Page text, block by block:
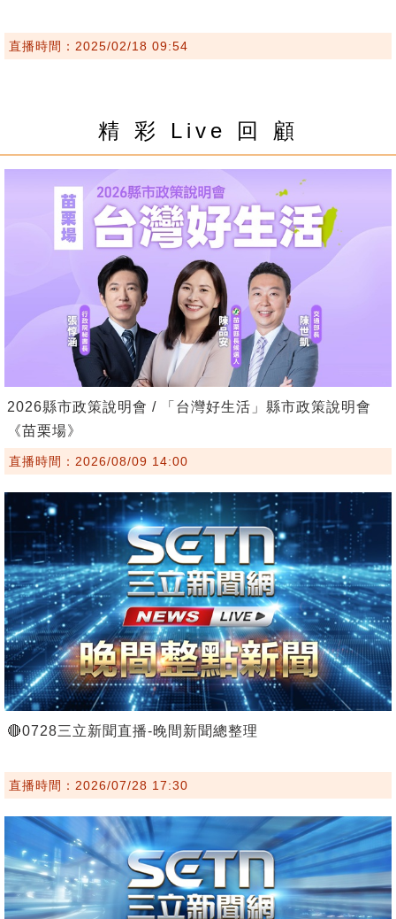
直播時間：2025/02/18 09:54
精 彩 Live 回 顧
2026縣市政策說明會 / 「台灣好生活」縣市政策說明會
《苗栗場》
直播時間：2026/08/09 14:00
🔴0728三立新聞直播-晚間新聞總整理
直播時間：2026/07/28 17:30